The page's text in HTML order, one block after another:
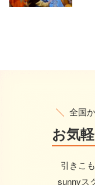
全国
お気
引きこ
sunnyス